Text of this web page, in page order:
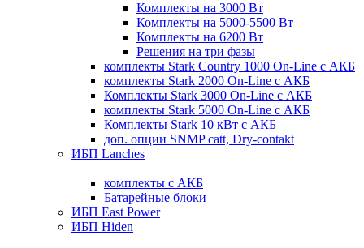
Комплекты на 3000 Вт
Комплекты на 5000-5500 Вт
Комплекты на 6200 Вт
Решения на три фазы
комплекты Stark Country 1000 On-Line с АКБ
комплекты Stark 2000 On-Line с АКБ
Комплекты Stark 3000 On-Line с АКБ
комплекты Stark 5000 On-Line с АКБ
Комплекты Stark 10 кВт с АКБ
доп. опции SNMP catt, Dry-contakt
ИБП Lanches
комплекты с АКБ
Батарейные блоки
ИБП East Power
ИБП Hiden